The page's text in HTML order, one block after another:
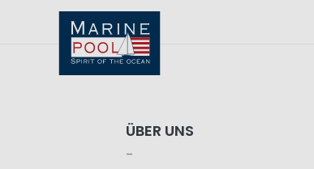
ÜBER UNS